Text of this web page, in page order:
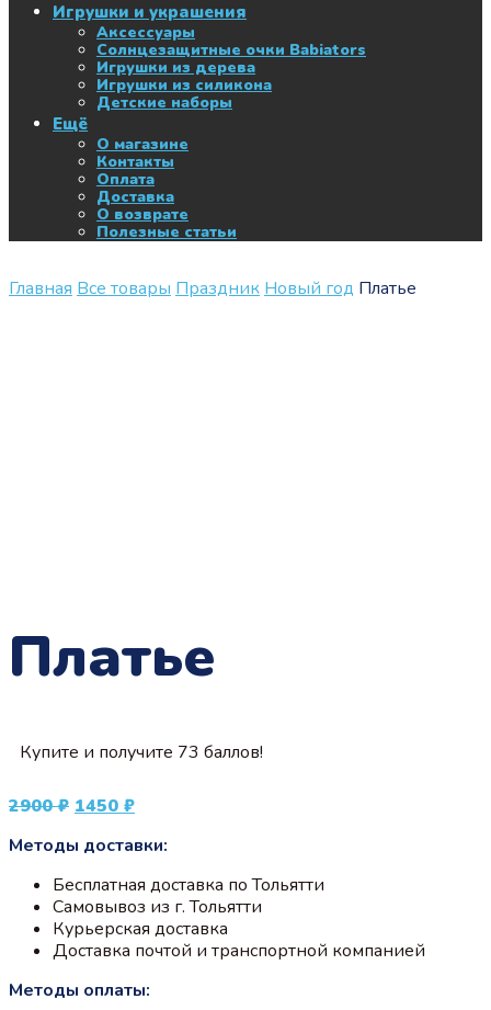
Игрушки и украшения
Аксессуары
Солнцезащитные очки Babiators
Игрушки из дерева
Игрушки из силикона
Детские наборы
Ещё
О магазине
Контакты
Оплата
Доставка
О возврате
Полезные статьи
Главная Все товары Праздник Новый год Платье
Платье
Купите и получите 73 баллов!
2900₽ Первоначальная
составляла
1450 ₽Текущая
1450 ₽.
Методы доставки:
Бесплатная доставка по Тольятти
Самовывоз из г. Тольятти
Курьерская доставка
Доставка почтой и транспортной компанией
Методы оплаты: